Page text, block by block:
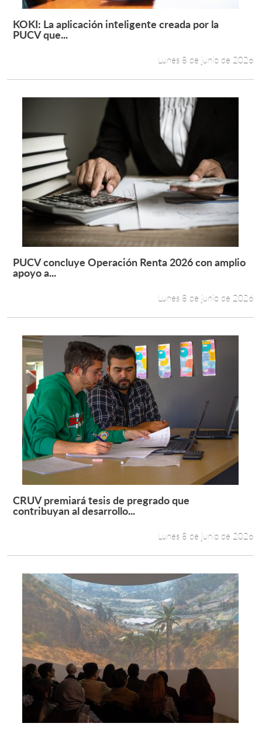
Leer más +
KOKI: La aplicación inteligente creada por la
PUCV que...
Lunes 8 de junio de 2026
Leer más +
PUCV concluye Operación Renta 2026 con amplio
apoyo a...
Lunes 8 de junio de 2026
Leer más +
CRUV premiará tesis de pregrado que
contribuyan al desarrollo...
Lunes 8 de junio de 2026